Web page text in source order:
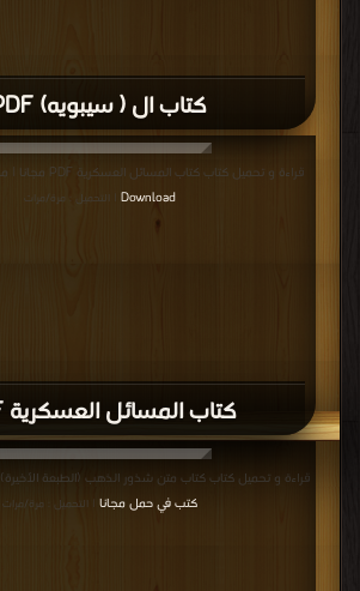
كتاب ال ( سيبويه) PDF
كتاب المسائل العسكرية PDF
قراءة و تحميل كتاب كتاب المسائل العسكرية PDF مجانا | مكتبة >
Download | التحميل : مرة/مرات
قراءة و تحميل كتاب كتاب متن شذور الذهب (الطبعة الأخيرة) PDF مجانا | مكتبة >
كتب في حمل مجانا | التحميل : مرة/مرات